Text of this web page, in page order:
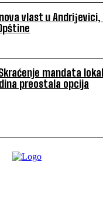
vlast u
mandata
preostala opcija